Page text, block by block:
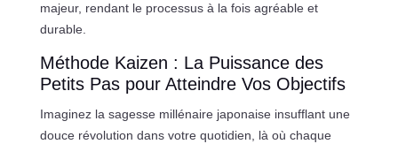
majeur, rendant le processus à la fois agréable et
durable.
Méthode Kaizen : La Puissance des
Petits Pas pour Atteindre Vos Objectifs
Imaginez la sagesse millénaire japonaise insufflant une
douce révolution dans votre quotidien, là où chaque